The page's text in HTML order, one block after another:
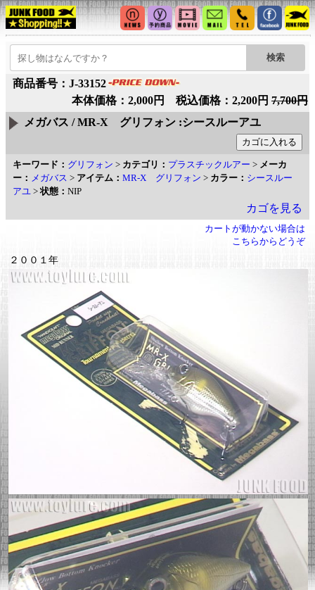
商品番号：J-33152
本体価格：2,000円 税込価格：2,200円 7,700円
メガバス / MR-X グリフォン :シースルーアユ
キーワード： グリフォン > カテゴリ： プラスチックルアー > メーカ
ー： メガバス > アイテム： MR-X グリフォン > カラー： シースルー
アユ >状態： NIP
カゴを見る
カートが動かない場合は
こちらからどうぞ
２００１年